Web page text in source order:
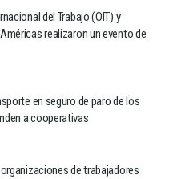
del Trabajo (OIT) y
realizaron un evento de
en seguro de paro de los
a cooperativas
de trabajadores